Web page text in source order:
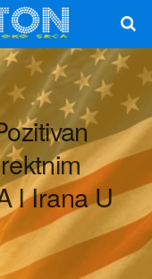
I Irana U